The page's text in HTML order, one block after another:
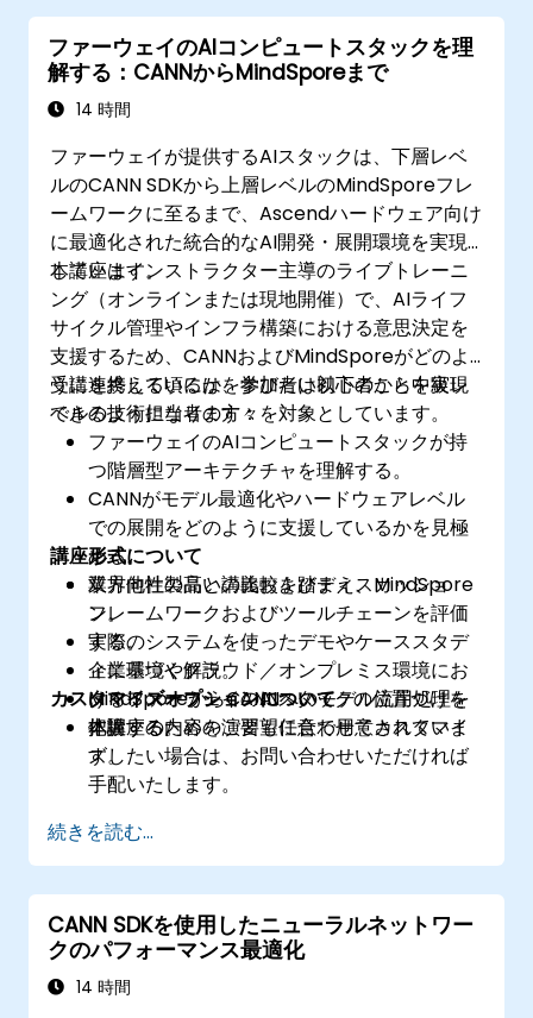
ファーウェイのAIコンピュートスタックを理
解する：CANNからMindSporeまで
14 時間
ファーウェイが提供するAIスタックは、下層レベ
ルのCANN SDKから上層レベルのMindSporeフレ
ームワークに至るまで、Ascendハードウェア向け
に最適化された統合的なAI開発・展開環境を実現
しています。
本講座はインストラクター主導のライブトレーニ
ング（オンラインまたは現地開催）で、AIライフ
サイクル管理やインフラ構築における意思決定を
支援するため、CANNおよびMindSporeがどのよ
うに連携しているかを学びたい初心者から中級レ
ベルの技術担当者の方々を対象としています。
受講を終える頃には、参加者は以下のことを実現
できるようになります：
ファーウェイのAIコンピュートスタックが持
つ階層型アーキテクチャを理解する。
CANNがモデル最適化やハードウェアレベル
での展開をどのように支援しているかを見極
める。
業界他社製品との比較を踏まえ、MindSpore
フレームワークおよびツールチェーンを評価
する。
企業環境やクラウド／オンプレミス環境にお
けるファーウェイのAIスタックの位置づけを
把握する。
講座形式について
双方向性の高い講義およびディスカッショ
ン。
実際のシステムを使ったデモやケーススタデ
ィに基づく解説。
MindSporeからCANNへのモデル流用処理を
体験するための演習も任意で用意されていま
す。
カスタマイズオプションについて
本講座の内容をご要望に合わせてカスタマイ
ズしたい場合は、お問い合わせいただければ
手配いたします。
続きを読む...
CANN SDKを使用したニューラルネットワー
クのパフォーマンス最適化
14 時間